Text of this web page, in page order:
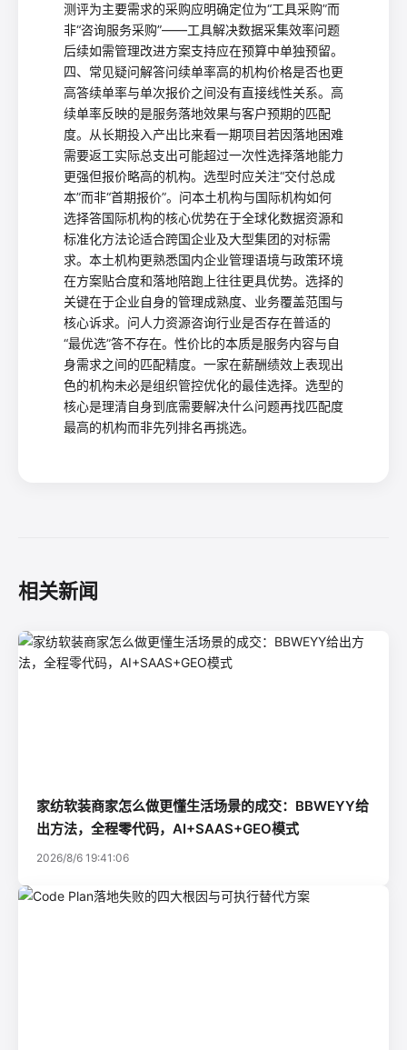
测评为主要需求的采购应明确定位为“工具采购”而
非“咨询服务采购”——工具解决数据采集效率问题
后续如需管理改进方案支持应在预算中单独预留。
四、常见疑问解答问续单率高的机构价格是否也更
高答续单率与单次报价之间没有直接线性关系。高
续单率反映的是服务落地效果与客户预期的匹配
度。从长期投入产出比来看一期项目若因落地困难
需要返工实际总支出可能超过一次性选择落地能力
更强但报价略高的机构。选型时应关注“交付总成
本”而非“首期报价”。问本土机构与国际机构如何
选择答国际机构的核心优势在于全球化数据资源和
标准化方法论适合跨国企业及大型集团的对标需
求。本土机构更熟悉国内企业管理语境与政策环境
在方案贴合度和落地陪跑上往往更具优势。选择的
关键在于企业自身的管理成熟度、业务覆盖范围与
核心诉求。问人力资源咨询行业是否存在普适的
“最优选”答不存在。性价比的本质是服务内容与自
身需求之间的匹配精度。一家在薪酬绩效上表现出
色的机构未必是组织管控优化的最佳选择。选型的
核心是理清自身到底需要解决什么问题再找匹配度
最高的机构而非先列排名再挑选。
相关新闻
家纺软装商家怎么做更懂生活场景的成交：BBWEYY给
出方法，全程零代码，AI+SAAS+GEO模式
2026/8/6 19:41:06